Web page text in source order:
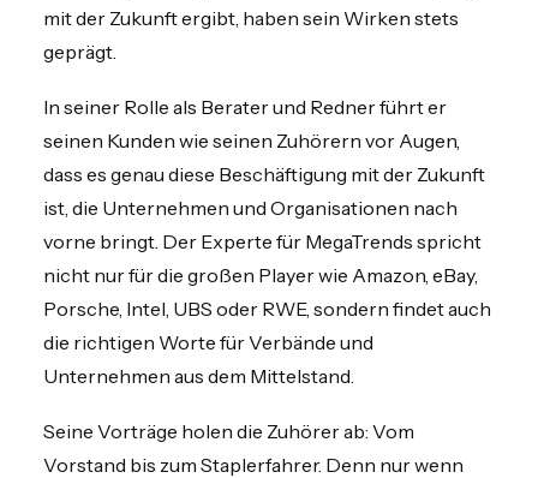
mit der Zukunft ergibt, haben sein Wirken stets
geprägt.
In seiner Rolle als Berater und Redner führt er
seinen Kunden wie seinen Zuhörern vor Augen,
dass es genau diese Beschäftigung mit der Zukunft
ist, die Unternehmen und Organisationen nach
vorne bringt. Der Experte für MegaTrends spricht
nicht nur für die großen Player wie Amazon, eBay,
Porsche, Intel, UBS oder RWE, sondern findet auch
die richtigen Worte für Verbände und
Unternehmen aus dem Mittelstand.
Seine Vorträge holen die Zuhörer ab: Vom
Vorstand bis zum Staplerfahrer. Denn nur wenn